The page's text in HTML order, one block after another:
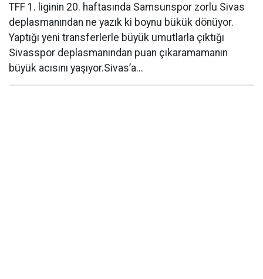
TFF 1. liginin 20. haftasında Samsunspor zorlu Sivas
deplasmanından ne yazık ki boynu bükük dönüyor.
Yaptığı yeni transferlerle büyük umutlarla çıktığı
Sivasspor deplasmanından puan çıkaramamanın
büyük acısını yaşıyor.Sivas’a...